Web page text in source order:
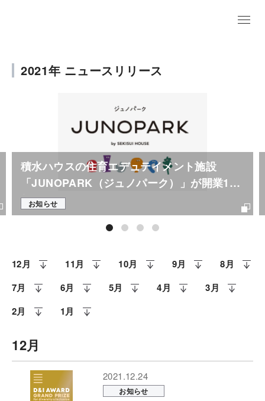
2021年 ニュースリリース
積水ハウスの住育エデュテイメント施設
「JUNOPARK（ジュノパーク）」が開業1周
年お知らせ
12月 11月 10月 9月
8月
7月
6月 5月 4月
3月
2月
1月
12月
2021.12.24
お知らせ